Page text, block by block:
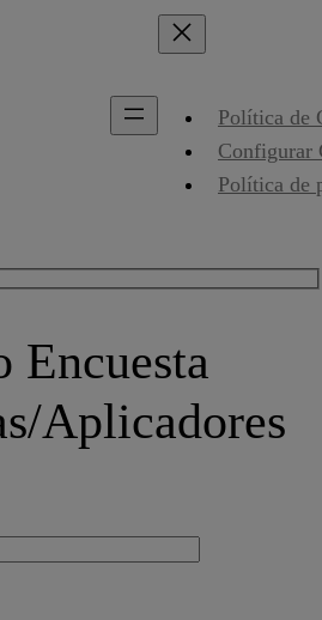
Política de
Configurar
Política de
Encuesta
Aplicadores